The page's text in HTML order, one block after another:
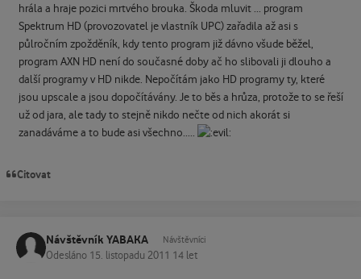
hrála a hraje pozici mrtvého brouka. Škoda mluvit ... program
Spektrum HD (provozovatel je vlastník UPC) zařadila až asi s
půlročním zpožděník, kdy tento program již dávno všude běžel,
program AXN HD není do současné doby ač ho slibovali ji dlouho a
další programy v HD nikde. Nepočítám jako HD programy ty, které
jsou upscale a jsou dopočítávány. Je to běs a hrůza, protože to se řeší
už od jara, ale tady to stejně nikdo nečte od nich akorát si
zanadáváme a to bude asi všechno.....
Citovat
Návštěvník YABAKA Návštěvníci
Odesláno 15. listopadu 2011 14 let